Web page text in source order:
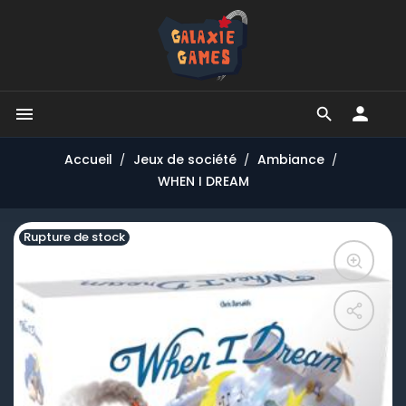


Accueil Jeux de société
Ambiance
WHEN I DREAM
Rupture de stock